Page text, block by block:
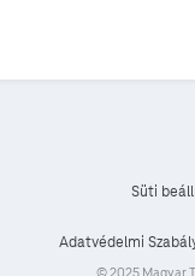
Süti
Adatvédelmi
© 2025 Magyar